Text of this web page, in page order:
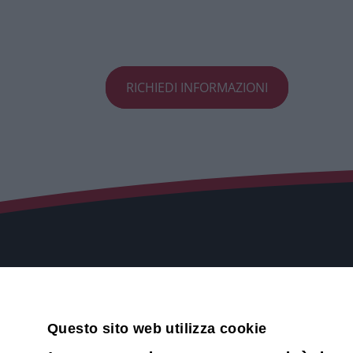
RICHIEDI INFORMAZIONI
Questo sito web utilizza cookie